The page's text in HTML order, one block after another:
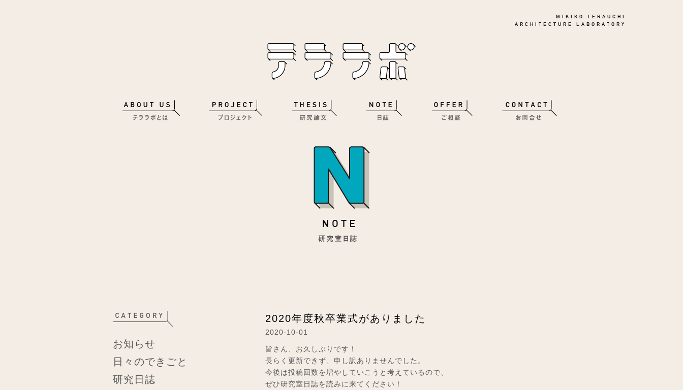
MIKIKO TERAUCHI
ARCHITECTURE LABORATORY
お知らせ
日々のできごと
研究日誌
2020年度秋卒業式がありました
2020-10-01
皆さん、お久しぶりです！
長らく更新できず、申し訳ありませんでした。
今後は投稿回数を増やしていこうと考えているので、
ぜひ研究室日誌を読みに来てください！